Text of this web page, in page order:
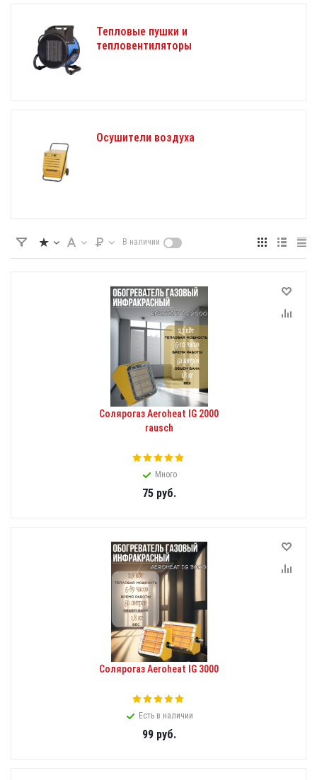
Тепловые пушки и
тепловентиляторы
Осушители воздуха
В наличии
Солярогаз Aeroheat IG 2000
rausch
Много
75руб.
Солярогаз Aeroheat IG 3000
Есть в наличии
99руб.